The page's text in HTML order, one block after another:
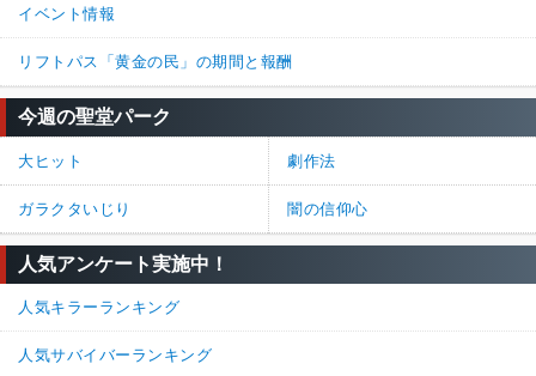
イベント情報
リフトパス「黄金の民」の期間と報酬
今週の聖堂パーク
大ヒット 劇作法
ガラクタいじり 闇の信仰心
人気アンケート実施中！
人気キラーランキング
人気サバイバーランキング